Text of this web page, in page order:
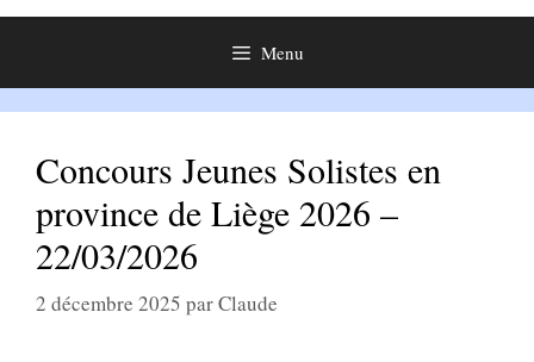
Menu
Concours Jeunes Solistes en
province de Liège 2026 –
22/03/2026
2 décembre 2025 parClaude